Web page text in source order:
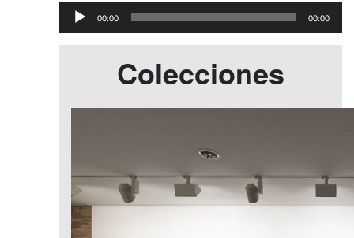
Reproductor
de
audio
00:00 00:00
Colecciones